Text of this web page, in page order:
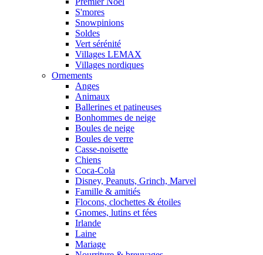
S'mores
Snowpinions
Soldes
Vert sérénité
Villages LEMAX
Villages nordiques
Ornements
Anges
Animaux
Ballerines et patineuses
Bonhommes de neige
Boules de neige
Boules de verre
Casse-noisette
Chiens
Coca-Cola
Disney, Peanuts, Grinch, Marvel
Famille & amitiés
Flocons, clochettes & étoiles
Gnomes, lutins et fées
Irlande
Laine
Mariage